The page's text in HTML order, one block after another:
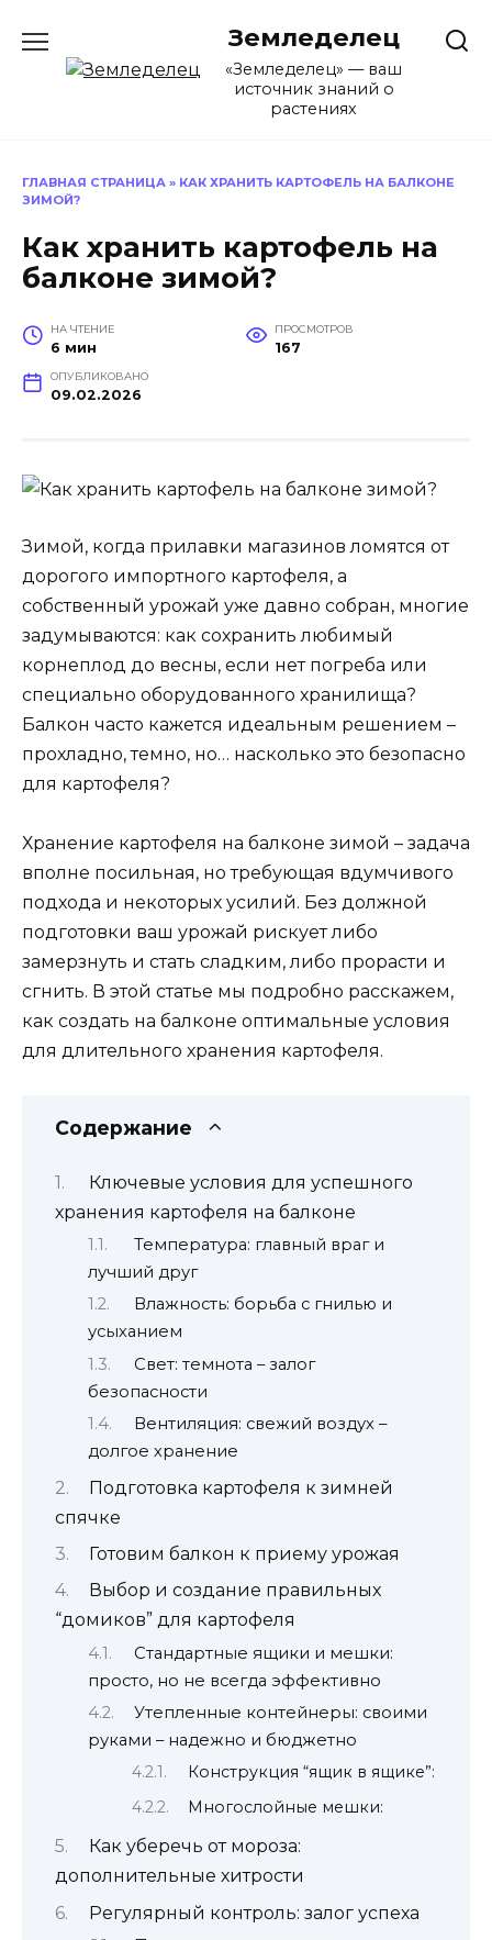
содержанию
Земледелец
«Земледелец» — ваш
источник знаний о
растениях
ГЛАВНАЯ СТРАНИЦА » КАК ХРАНИТЬ КАРТОФЕЛЬ НА БАЛКОНЕ
ЗИМОЙ?
Как хранить картофель на
балконе зимой?
НА ЧТЕНИЕ
6 мин
ПРОСМОТРОВ
167
ОПУБЛИКОВАНО
09.02.2026
Зимой, когда прилавки магазинов ломятся от
дорогого импортного картофеля, а
собственный урожай уже давно собран, многие
задумываются: как сохранить любимый
корнеплод до весны, если нет погреба или
специально оборудованного хранилища?
Балкон часто кажется идеальным решением –
прохладно, темно, но… насколько это безопасно
для картофеля?
Хранение картофеля на балконе зимой – задача
вполне посильная, но требующая вдумчивого
подхода и некоторых усилий. Без должной
подготовки ваш урожай рискует либо
замерзнуть и стать сладким, либо прорасти и
сгнить. В этой статье мы подробно расскажем,
как создать на балконе оптимальные условия
для длительного хранения картофеля.
Содержание
Ключевые условия для успешного
хранения картофеля на балконе
Температура: главный враг и
лучший друг
Влажность: борьба с гнилью и
усыханием
Свет: темнота – залог
безопасности
Вентиляция: свежий воздух –
долгое хранение
Подготовка картофеля к зимней
спячке
Готовим балкон к приему урожая
Выбор и создание правильных
“домиков” для картофеля
Стандартные ящики и мешки:
просто, но не всегда эффективно
Утепленные контейнеры: своими
руками – надежно и бюджетно
Конструкция “ящик в ящике”:
Многослойные мешки:
Как уберечь от мороза:
дополнительные хитрости
Регулярный контроль: залог успеха